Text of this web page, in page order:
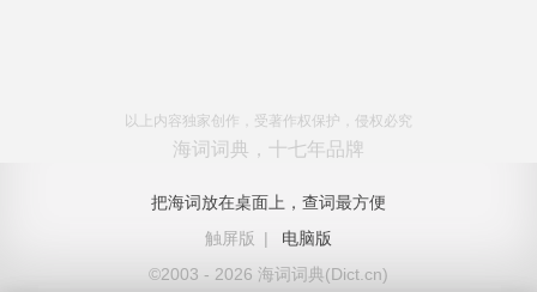
以上内容独家创作，受著作权保护，侵权必究
海词词典，十七年品牌
把海词放在桌面上，查词最方便
触屏版
|
电脑版
©2003 - 2026 海词词典(Dict.cn)